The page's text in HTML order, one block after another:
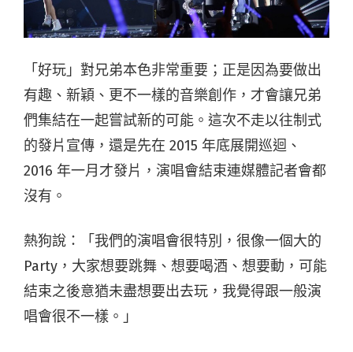
「好玩」對兄弟本色非常重要；正是因為要做出
有趣、新穎、更不一樣的音樂創作，才會讓兄弟
們集結在一起嘗試新的可能。這次不走以往制式
的發片宣傳，還是先在 2015 年底展開巡迴、
2016 年一月才發片，演唱會結束連媒體記者會都
沒有。
熱狗說：「我們的演唱會很特別，很像一個大的
Party，大家想要跳舞、想要喝酒、想要動，可能
結束之後意猶未盡想要出去玩，我覺得跟一般演
唱會很不一樣。」